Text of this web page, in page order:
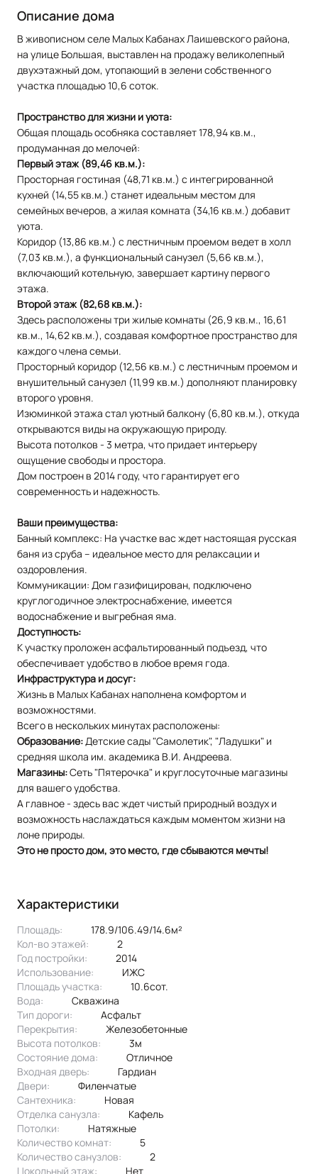
Описание дома
В живописном селе Малых Кабанах Лаишевского района,
на улице Большая, выставлен на продажу великолепный
двухэтажный дом, утопающий в зелени собственного
участка площадью 10,6 соток.
Пространство для жизни и уюта:
Общая площадь особняка составляет 178,94 кв.м.,
продуманная до мелочей:
Первый этаж (89,46 кв.м.):
Просторная гостиная (48,71 кв.м.) с интегрированной
кухней (14,55 кв.м.) станет идеальным местом для
семейных вечеров, а жилая комната (34,16 кв.м.) добавит
уюта.
Коридор (13,86 кв.м.) с лестничным проемом ведет в холл
(7,03 кв.м.), а функциональный санузел (5,66 кв.м.),
включающий котельную, завершает картину первого
этажа.
Второй этаж (82,68 кв.м.):
Здесь расположены три жилые комнаты (26,9 кв.м., 16,61
кв.м., 14,62 кв.м.), создавая комфортное пространство для
каждого члена семьи.
Просторный коридор (12,56 кв.м.) с лестничным проемом и
внушительный санузел (11,99 кв.м.) дополняют планировку
второго уровня.
Изюминкой этажа стал уютный балкону (6,80 кв.м.), откуда
открываются виды на окружающую природу.
Высота потолков - 3 метра, что придает интерьеру
ощущение свободы и простора.
Дом построен в 2014 году, что гарантирует его
современность и надежность.
Ваши преимущества:
Банный комплекс: На участке вас ждет настоящая русская
баня из сруба – идеальное место для релаксации и
оздоровления.
Коммуникации: Дом газифицирован, подключено
круглогодичное электроснабжение, имеется
водоснабжение и выгребная яма.
Доступность:
К участку проложен асфальтированный подъезд, что
обеспечивает удобство в любое время года.
Инфраструктура и досуг:
Жизнь в Малых Кабанах наполнена комфортом и
возможностями.
Всего в нескольких минутах расположены:
Образование:Детские сады "Самолетик", "Ладушки" и
средняя школа им. академика В.И. Андреева.
Магазины:Сеть "Пятерочка" и круглосуточные магазины
для вашего удобства.
А главное - здесь вас ждет чистый природный воздух и
возможность наслаждаться каждым моментом жизни на
лоне природы.
Это не просто дом, это место, где сбываются мечты!
Характеристики
Площадь:
178.9/106.49/14.6м²
Кол-во этажей:
2
Год постройки:
2014
Использование:
ИЖС
Площадь участка:
10.6сот.
Вода:
скважина
Тип дороги:
асфальт
Перекрытия:
Железобетонные
Высота потолков:
3м
Состояние дома:
Отличное
Входная дверь:
Гардиан
Двери:
филенчатые
Сантехника:
новая
Отделка санузла:
кафель
Потолки:
натяжные
Количество комнат:
5
Количество санузлов:
2
Цокольный этаж:
Нет